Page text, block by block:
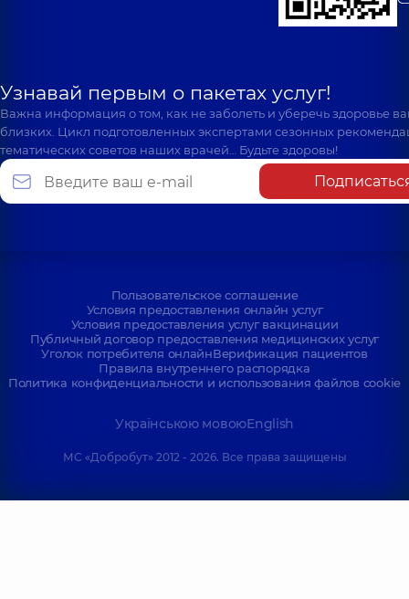
Узнавай первым о пакетах услуг!
Важна информация о том, как не заболеть и уберечь здоровье
близких. Цикл подготовленных экспертами сезонных
тематических советов наших врачей… Будьте здоровы!
Пользовательское соглашение
Условия предоставления онлайн услуг
Условия предоставления услуг вакцинации
Публичный договор предоставления медицинских услуг
Уголок потребителя онлайнВерификация пациентов
Правила внутреннего распорядка
Политика конфиденциальности и использования файлов cookie
Українською мовоюEnglish
МС «Добробут» 2012 - 2026. Все права защищены